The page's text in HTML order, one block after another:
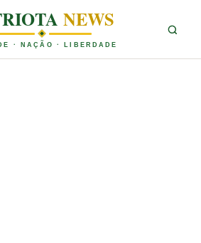
NEWS
· NAÇÃO · LIBERDADE